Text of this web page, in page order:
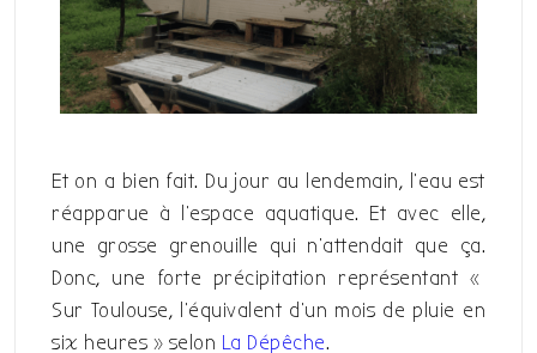
Et on a bien fait. Du jour au lendemain, l’eau est
réapparue à l’espace aquatique. Et avec elle,
une grosse grenouille qui n’attendait que ça.
Donc, une forte précipitation représentant «
Sur Toulouse, l’équivalent d’un mois de pluie en
six heures » selon La Dépêche.